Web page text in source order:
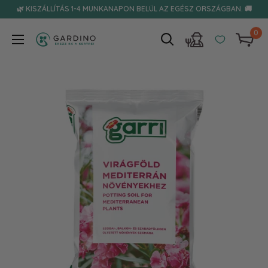
Tovább🌿 KISZÁLLÍTÁS 1-4 MUNKANAPON BELÜL AZ EGÉSZ ORSZÁGBAN. 🚚
Gardino
0